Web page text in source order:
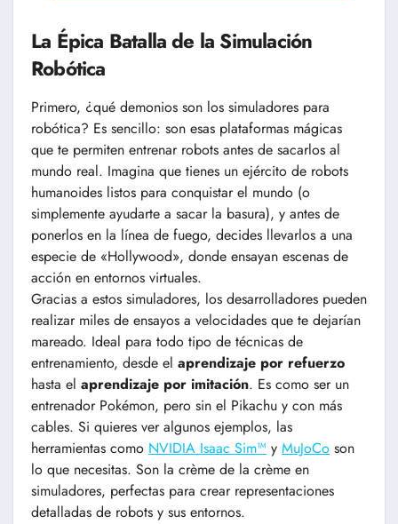
La Épica Batalla de la Simulación
Robótica
Primero, ¿qué demonios son los simuladores para
robótica? Es sencillo: son esas plataformas mágicas
que te permiten entrenar robots antes de sacarlos al
mundo real. Imagina que tienes un ejército de robots
humanoides listos para conquistar el mundo (o
simplemente ayudarte a sacar la basura), y antes de
ponerlos en la línea de fuego, decides llevarlos a una
especie de «Hollywood», donde ensayan escenas de
acción en entornos virtuales.
Gracias a estos simuladores, los desarrolladores pueden
realizar miles de ensayos a velocidades que te dejarían
mareado. Ideal para todo tipo de técnicas de
entrenamiento, desde el aprendizaje por refuerzo
hasta el aprendizaje por imitación. Es como ser un
entrenador Pokémon, pero sin el Pikachu y con más
cables. Si quieres ver algunos ejemplos, las
herramientas como NVIDIA Isaac Sim™ y MuJoCo son
lo que necesitas. Son la crème de la crème en
simuladores, perfectas para crear representaciones
detalladas de robots y sus entornos.